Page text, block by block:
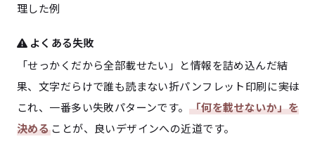
理した例
よくある失敗
「せっかくだから全部載せたい」と情報を詰め込んだ結
果、文字だらけで誰も読まない折パンフレット印刷に――実は
これ、一番多い失敗パターンです。 「何を載せないか」を
決めることが、良いデザインへの近道です。